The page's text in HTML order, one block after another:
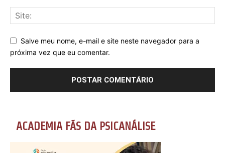
Salve meu nome, e-mail e site neste navegador para a
próxima vez que eu comentar.
ACADEMIA FÃS DA PSICANÁLISE